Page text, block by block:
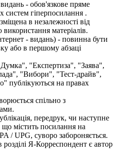
видань - обов'язкове пряме
систем гіперпосилання .
в незалежності від
матеріалів.
- видань) - повинна бути
або в першому абзаці
"Експертиза", "Заява",
"Вибори", "Тест-драйв",
публікуються на правах
спільно з
передрук, чи наступне
містить посилання на
/ UPG, суворо забороняється.
Я-Корреспондент є автор